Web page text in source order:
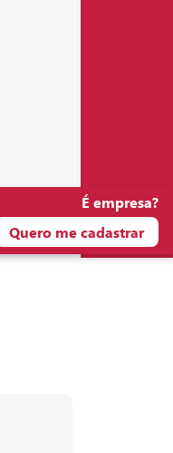
É empresa?
Quero me cadastrar